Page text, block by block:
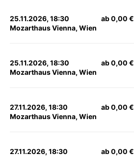
25.11.2026, 18:30
Mozarthaus Vienna, Wien
ab 0,00 €
25.11.2026, 18:30
Mozarthaus Vienna, Wien
ab 0,00 €
27.11.2026, 18:30
Mozarthaus Vienna, Wien
ab 0,00 €
27.11.2026, 18:30 ab 0,00 €